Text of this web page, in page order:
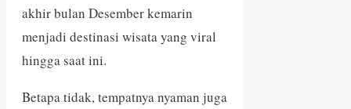
akhir bulan Desember kemarin
menjadi destinasi wisata yang viral
hingga saat ini.
Betapa tidak, tempatnya nyaman juga